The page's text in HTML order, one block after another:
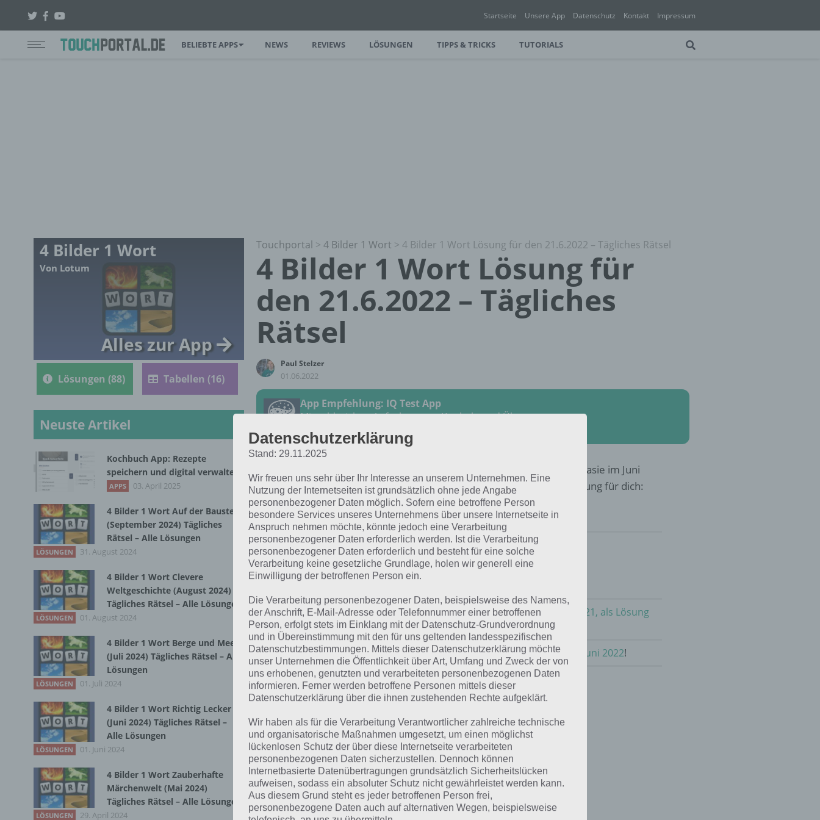
Startseite Unsere App Datenschutz Kontakt Impressum
BELIEBTE APPS NEWS REVIEWS LÖSUNGEN TIPPS & TRICKS TUTORIALS
Touchportal > 4 Bilder 1 Wort > 4 Bilder 1 Wort Lösung für den 21.6.2022 – Tägliches Rätsel
4 Bilder 1 Wort Lösung für
den 21.6.2022 – Tägliches
Rätsel
Paul Stelzer
01.06.2022
App Empfehlung: IQ Test App
Mit zahlreichen Aufgaben zum Knobeln und Üben
JETZT KOSTENLOS HERUNTERLADEN
Die Lösung für das tägliche Rätsel vom 21.6.2022 zu Im Land der Fantasie im Juni
2022 in 4 Bilder 1 Wort. Wenn du dort aktuell feststeckst, hier die Lösung für dich:
STAB
Du suchst eine andere Lösung?
Rätsel aus dem Jahr 2021:Schau mal, was vor einem Jahr, im Juni 2021, als Lösung
gesucht war
Zur Übersicht:4 Bilder 1 Wort Lösungen zu Im Land der Fantasie im Juni 2022!
4 Bilder 1 Wort
Von Lotum
Alles zur App
Lösungen (88) Tabellen (16)
Neuste Artikel
Kochbuch App: Rezepte
speichern und digital verwalten
APPS 03. April 2025
4 Bilder 1 Wort Auf der Baustelle
(September 2024) Tägliches
Rätsel – Alle Lösungen
LÖSUNGEN 31. August 2024
4 Bilder 1 Wort Clevere
Weltgeschichte (August 2024)
Tägliches Rätsel – Alle Lösungen
LÖSUNGEN 01. August 2024
4 Bilder 1 Wort Berge und Meer
(Juli 2024) Tägliches Rätsel – Alle
Lösungen
LÖSUNGEN 01. Juli 2024
4 Bilder 1 Wort Richtig Lecker
(Juni 2024) Tägliches Rätsel –
Alle Lösungen
LÖSUNGEN 01. Juni 2024
4 Bilder 1 Wort Zauberhafte
Märchenwelt (Mai 2024)
Tägliches Rätsel – Alle Lösungen
LÖSUNGEN 29. April 2024
Datenschutzerklärung
Stand: 29.11.2025
Wir freuen uns sehr über Ihr Interesse an unserem Unternehmen. Eine
Nutzung der Internetseiten ist grundsätzlich ohne jede Angabe
personenbezogener Daten möglich. Sofern eine betroffene Person
besondere Services unseres Unternehmens über unsere Internetseite in
Anspruch nehmen möchte, könnte jedoch eine Verarbeitung
personenbezogener Daten erforderlich werden. Ist die Verarbeitung
personenbezogener Daten erforderlich und besteht für eine solche
Verarbeitung keine gesetzliche Grundlage, holen wir generell eine
Einwilligung der betroffenen Person ein.
Die Verarbeitung personenbezogener Daten, beispielsweise des Namens,
der Anschrift, E-Mail-Adresse oder Telefonnummer einer betroffenen
Person, erfolgt stets im Einklang mit der Datenschutz-Grundverordnung
und in Übereinstimmung mit den für uns geltenden landesspezifischen
Datenschutzbestimmungen. Mittels dieser Datenschutzerklärung möchte
unser Unternehmen die Öffentlichkeit über Art, Umfang und Zweck der von
uns erhobenen, genutzten und verarbeiteten personenbezogenen Daten
informieren. Ferner werden betroffene Personen mittels dieser
Datenschutzerklärung über die ihnen zustehenden Rechte aufgeklärt.
Wir haben als für die Verarbeitung Verantwortlicher zahlreiche technische
und organisatorische Maßnahmen umgesetzt, um einen möglichst
lückenlosen Schutz der über diese Internetseite verarbeiteten
personenbezogenen Daten sicherzustellen. Dennoch können
Internetbasierte Datenübertragungen grundsätzlich Sicherheitslücken
aufweisen, sodass ein absoluter Schutz nicht gewährleistet werden kann.
Aus diesem Grund steht es jeder betroffenen Person frei,
personenbezogene Daten auch auf alternativen Wegen, beispielsweise